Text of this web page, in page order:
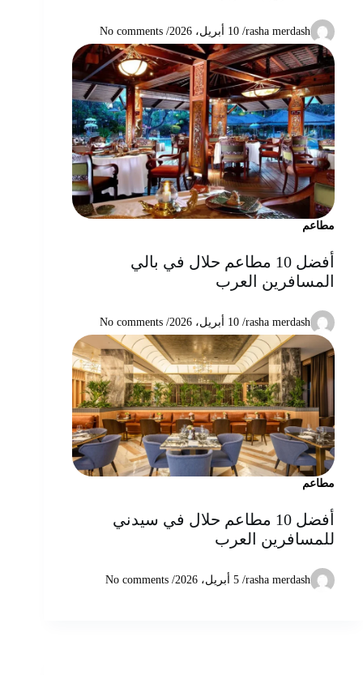
rasha merdash
/ 10 أبريل، 2026 / No comments
مطاعم
أفضل 10 مطاعم حلال في بالي
المسافرين العرب
rasha merdash
/ 10 أبريل، 2026 / No comments
مطاعم
أفضل 10 مطاعم حلال في سيدني
للمسافرين العرب
rasha merdash
/ 5 أبريل، 2026 / No comments